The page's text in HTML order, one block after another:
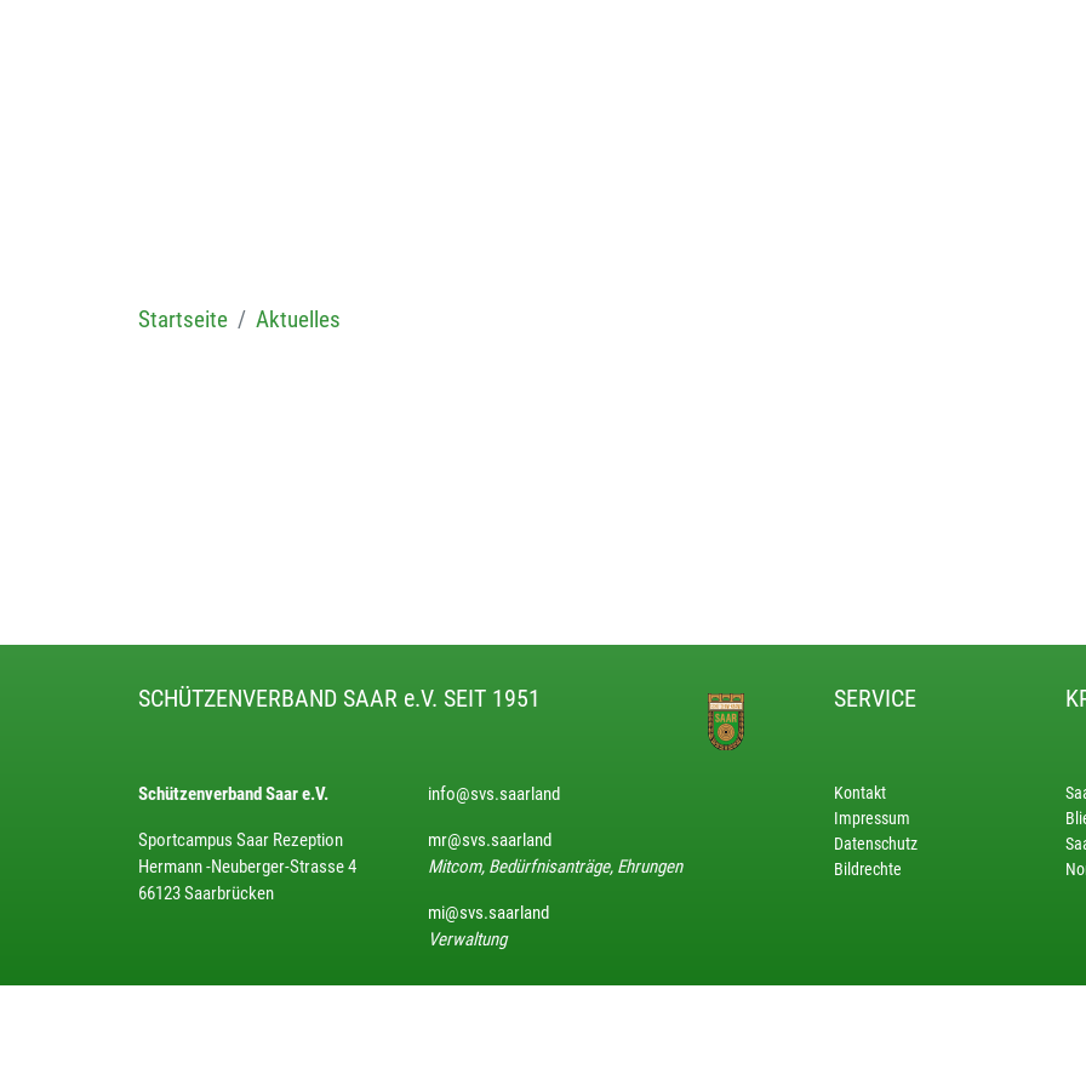
Startseite Aktuelles
SCHÜTZENVERBAND SAAR e.V. SEIT 1951
Schützenverband Saar e.V.
Sportcampus Saar Rezeption
Hermann -Neuberger-Strasse 4
66123 Saarbrücken
info@svs.saarland
mr@svs.saarland
Mitcom, Bedürfnisanträge, Ehrungen
mi@svs.saarland
Verwaltung
SERVICE
Kontakt
Impressum
Datenschutz
Bildrechte